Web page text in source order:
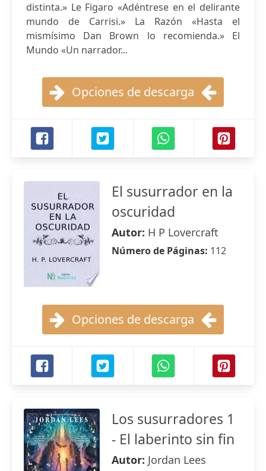
distinta.» Le Figaro «Adéntrese en el delirante
mundo de Carrisi.» La Razón «Hasta el
mismísimo Dan Brown lo recomienda.» El
Mundo «Un narrador...
Opciones de descarga
El susurrador en la
oscuridad
Autor: H P Lovercraft
Número de Páginas: 112
Opciones de descarga
Los susurradores 1
- El laberinto sin fin
Autor: Jordan Lees